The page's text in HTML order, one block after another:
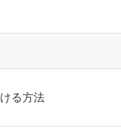
る方法